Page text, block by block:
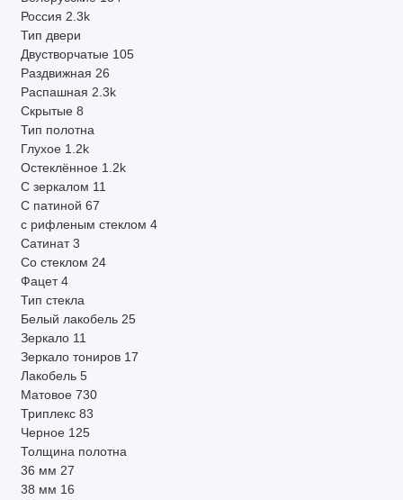
Россия 2.3k
Тип двери
Двустворчатые 105
Раздвижная 26
Распашная 2.3k
Скрытые 8
Тип полотна
Глухое 1.2k
Остеклённое 1.2k
С зеркалом 11
С патиной 67
с рифленым стеклом 4
Сатинат 3
Со стеклом 24
Фацет 4
Тип стекла
Белый лакобель 25
Зеркало 11
Зеркало тониров 17
Лакобель 5
Матовое 730
Триплекс 83
Черное 125
Толщина полотна
36 мм 27
38 мм 16